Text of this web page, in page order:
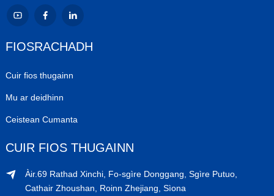
FIOSRACHADH
Cuir fios thugainn
Mu ar deidhinn
Ceistean Cumanta
CUIR FIOS THUGAINN
Àir.69 Rathad Xinchi, Fo-sgìre Donggang, Sgìre Putuo,
Cathair Zhoushan, Roinn Zhejiang, Sìona